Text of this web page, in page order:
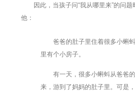
因此，当孩子问“我从哪里来”的问
他：
爸爸的肚子里住着很多小蝌
里有个小房子。
有一天，很多小蝌蚪从爸爸
来，游到了妈妈的肚子里。可是